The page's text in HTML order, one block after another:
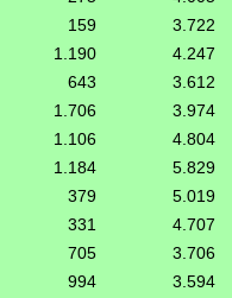
159
3.722
1.190
4.247
643
3.612
1.706
3.974
1.106
4.804
1.184
5.829
379
5.019
331
4.707
705
3.706
994
3.594